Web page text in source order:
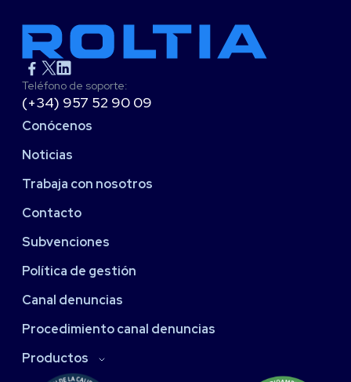
Teléfono de soporte:
(+34) 957 52 90 09
Conócenos
Noticias
Trabaja con nosotros
Contacto
Subvenciones
Política de gestión
Canal denuncias
Procedimiento canal denuncias
Productos